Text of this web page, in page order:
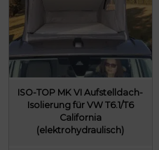
ISO-TOP MK VI Aufstelldach-
Isolierung für VW T6.1/T6
California
(elektrohydraulisch)